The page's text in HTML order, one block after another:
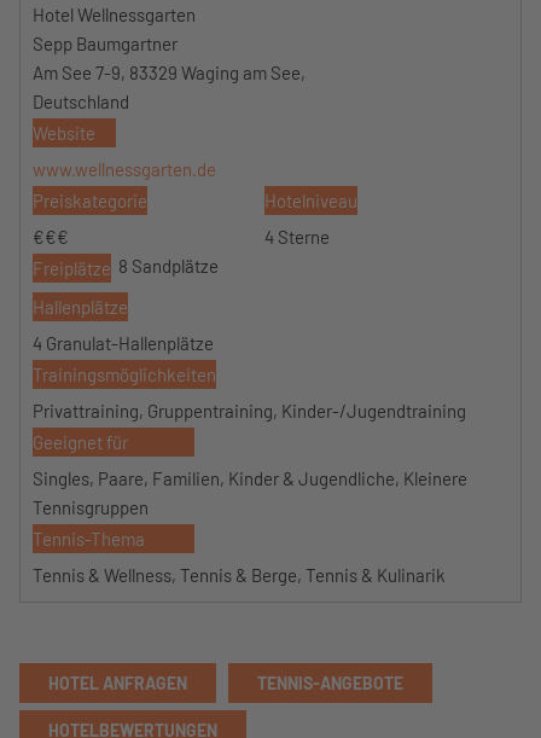
Hotel Wellnessgarten
Sepp Baumgartner
Am See 7-9, 83329 Waging am See,
Deutschland
Website
www.wellnessgarten.de
Preiskategorie
€€€
Hotelniveau
4 Sterne
Freiplätze 8 Sandplätze
Hallenplätze
4 Granulat-Hallenplätze
Trainingsmöglichkeiten
Privattraining, Gruppentraining, Kinder-/Jugendtraining
Geeignet für
Singles, Paare, Familien, Kinder & Jugendliche, Kleinere
Tennisgruppen
Tennis-Thema
Tennis & Wellness, Tennis & Berge, Tennis & Kulinarik
HOTEL ANFRAGEN TENNIS-ANGEBOTE
HOTELBEWERTUNGEN